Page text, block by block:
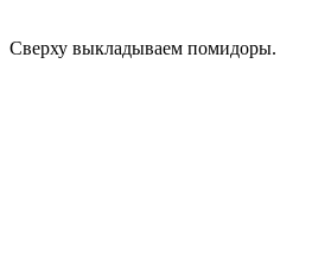
Сверху выкладываем помидоры.